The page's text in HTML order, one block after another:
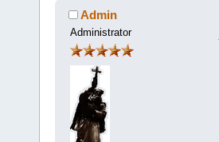
Admin
Administrator